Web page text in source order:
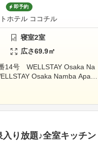
即予約
ホテル ココチル
寝室2室
広さ69.9㎡
14号 WELLSTAY Osaka Na
Osaka Namba Apart
入り放題♪全室キッチン